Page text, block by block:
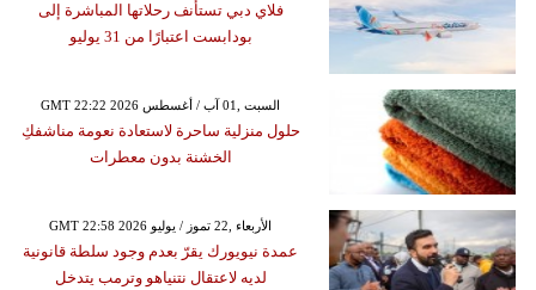
فلاي دبي تستأنف رحلاتها المباشرة إلى
بودابست اعتبارًا من 31 يوليو
GMT 22:22 2026 السبت ,01 آب / أغسطس
حلول منزلية ساحرة لاستعادة نعومة مناشفكِ
الخشنة بدون معطرات
GMT 22:58 2026 الأربعاء ,22 تموز / يوليو
عمدة نيويورك يقرّ بعدم وجود سلطة قانونية
لديه لاعتقال نتنياهو وترمب يتدخل